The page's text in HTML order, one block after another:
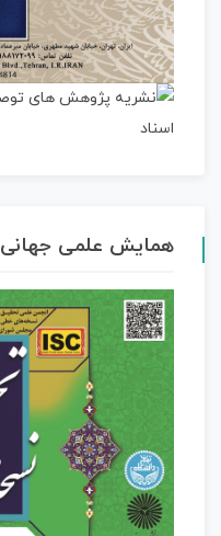
همایش علمی جهانی 1405